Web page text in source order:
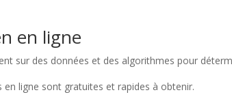
en ligne
sur des données et des algorithmes pour
en ligne sont gratuites et rapides à obtenir.